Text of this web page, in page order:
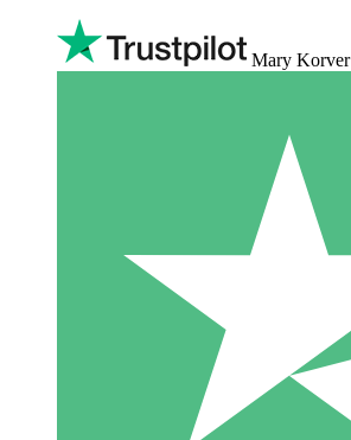
Mary Korver